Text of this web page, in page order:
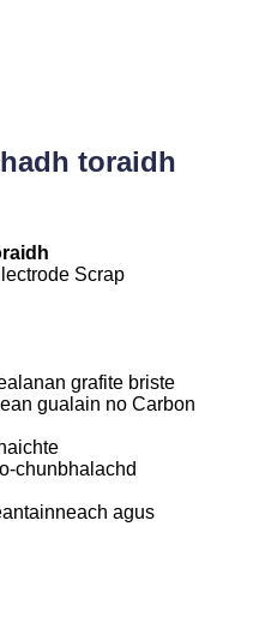
toraidh
Scrap
grafite briste
gualain no Carbon
chunbhalachd
agus